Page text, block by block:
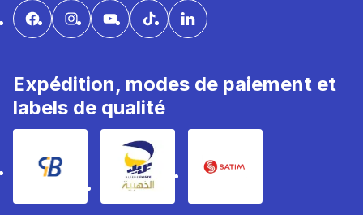
Expédition, modes de paiement et
labels de qualité